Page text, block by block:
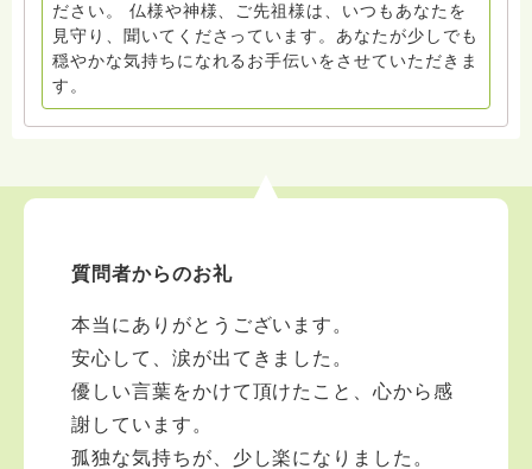
ださい。 仏様や神様、ご先祖様は、いつもあなたを
見守り、聞いてくださっています。あなたが少しでも
穏やかな気持ちになれるお手伝いをさせていただきま
す。
質問者からのお礼
本当にありがとうございます。
安心して、涙が出てきました。
優しい言葉をかけて頂けたこと、心から感
謝しています。
孤独な気持ちが、少し楽になりました。